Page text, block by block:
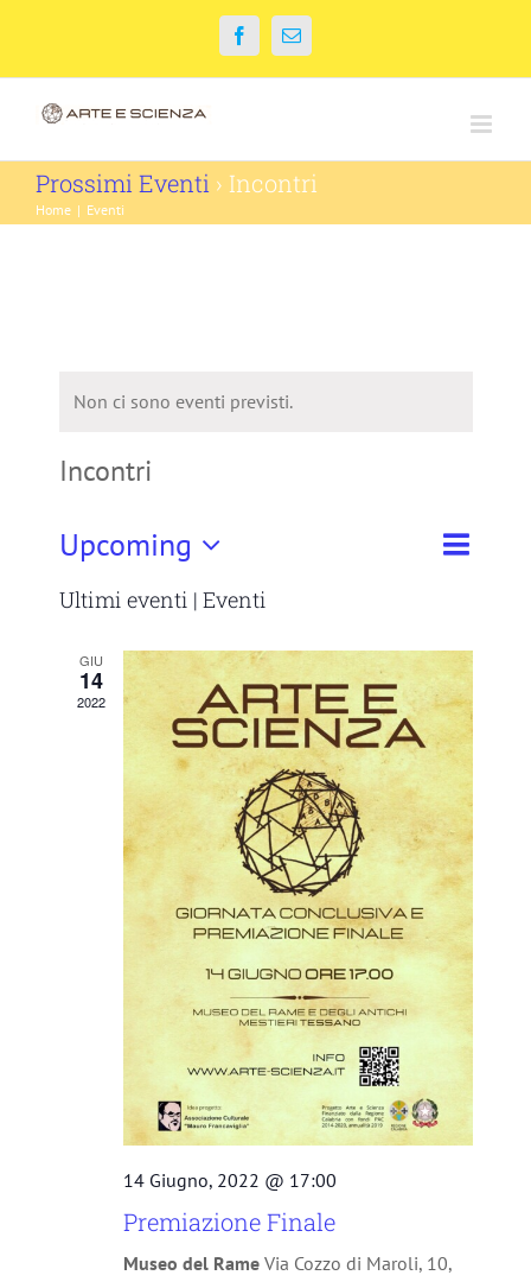
contenuto
FacebookEmail
Prossimi Eventi › Incontri
Home | Eventi
Non ci sono eventi previsti.
Incontri
Eventi
viste
Cerca
Evento
Lista
Upcoming
Seleziona
data.
Ultimi eventi | Eventi
GIU
14
2022
14 Giugno, 2022 @ 17:00
Premiazione Finale
Museo del Rame Via Cozzo di Maroli, 10,